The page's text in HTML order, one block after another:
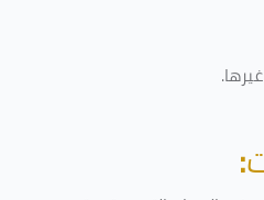
.
: